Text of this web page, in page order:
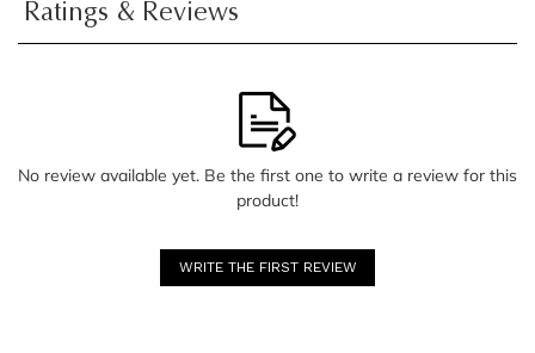
Ratings & Reviews
No review available yet. Be the first one to write a review for this
product!
WRITE THE FIRST REVIEW